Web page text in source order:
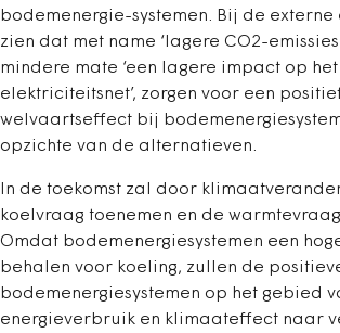
bodemenergie-systemen. Bij de externe
zien dat met name ‘lagere CO2-
mindere mate ‘een lagere impact op het
elektriciteitsnet’, zorgen voor een
welvaartseffect bij
opzichte van de alternatieven.
In de toekomst zal door
koelvraag toenemen en de
Omdat bodemenergiesystemen een
behalen voor koeling, zullen de
bodemenergiesystemen op het gebied
energieverbruik en klimaateffect naar